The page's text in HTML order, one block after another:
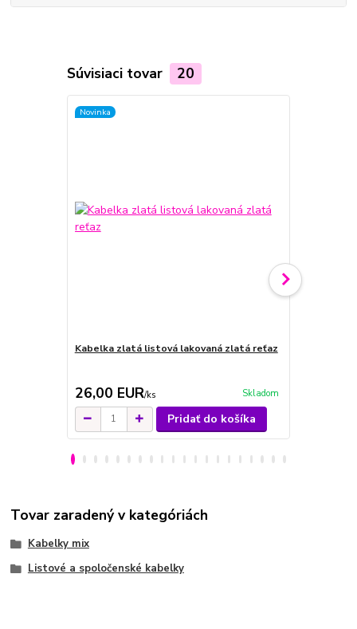
Súvisiaci tovar 20
Novinka
Kabelka zlatá listová lakovaná zlatá reťaz
26,00 EUR/ks Skladom
Pridať do košíka
Tovar zaradený v kategóriách
Kabelky mix
Listové a spoločenské kabelky